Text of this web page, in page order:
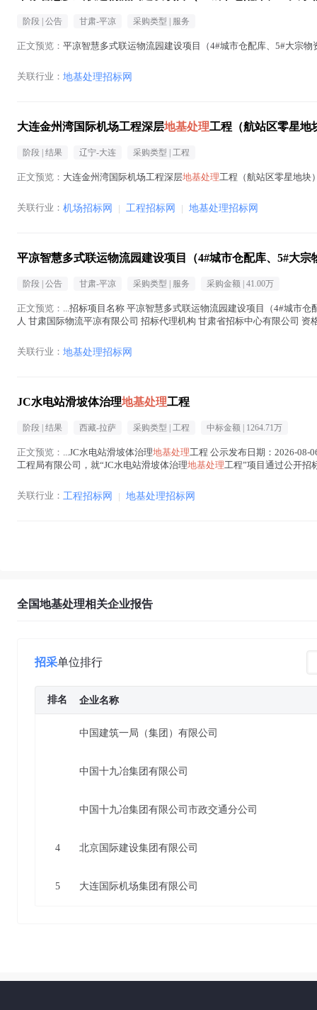
阶段 | 公告 甘肃-平凉 采购类型 | 服务
正文预览： 平凉智慧多式联运物流园建设项目（4#城市仓配库、5#大宗物
关联行业： 地基处理招标网
大连金州湾国际机场工程深层地基处理工程（航站区零星地
阶段 | 结果 辽宁-大连 采购类型 | 工程
正文预览： 大连金州湾国际机场工程深层地基处理工程（航站区零星地块
关联行业： 机场招标网 | 工程招标网 | 地基处理招标网
平凉智慧多式联运物流园建设项目（4#城市仓配库、5#大宗
阶段 | 公告 甘肃-平凉 采购类型 | 服务 采购金额 | 41.00万
正文预览： ...招标项目名称 平凉智慧多式联运物流园建设项目（4#城市仓
人 甘肃国际物流平凉有限公司 招标代理机构 甘肃省招标中心有限公司
关联行业： 地基处理招标网
JC水电站滑坡体治理地基处理工程
阶段 | 结果 西藏-拉萨 采购类型 | 工程 中标金额 | 1264.71万
正文预览： ...JC水电站滑坡体治理地基处理工程 公示发布日期：2026-08-06
工程局有限公司，就“JC水电站滑坡体治理地基处理工程”项目通过公开招
关联行业： 工程招标网 | 地基处理招标网
全国地基处理相关企业报告
招采单位排行
排名 企业名称
中国建筑一局（集团）有限公司
中国十九冶集团有限公司
中国十九冶集团有限公司市政交通分公司
4 北京国际建设集团有限公司
5 大连国际机场集团有限公司